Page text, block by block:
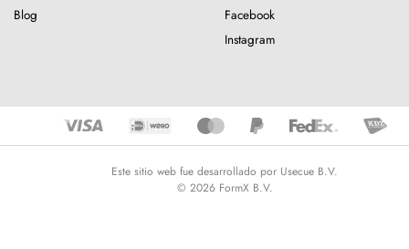
Blog
Facebook
Instagram
Este sitio web fue desarrollado por Usecue B.V.
© 2026 FormX B.V.